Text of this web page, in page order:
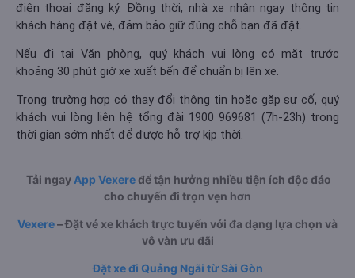
điện thoại đăng ký. Đồng thời, nhà xe nhận ngay thông tin
khách hàng đặt vé, đảm bảo giữ đúng chỗ bạn đã đặt.
Nếu đi tại Văn phòng, quý khách vui lòng có mặt trước
khoảng 30 phút giờ xe xuất bến để chuẩn bị lên xe.
Trong trường hợp có thay đổi thông tin hoặc gặp sự cố, quý
khách vui lòng liên hệ tổng đài 1900 969681 (7h-23h) trong
thời gian sớm nhất để được hỗ trợ kịp thời.
Tải ngay App Vexeređể tận hưởng nhiều tiện ích độc đáo
cho chuyến đi trọn vẹn hơn
Vexere– Đặt vé xe khách trực tuyến với đa dạng lựa chọn và
vô vàn ưu đãi
Đặt xe đi Quảng Ngãi từ Sài Gòn